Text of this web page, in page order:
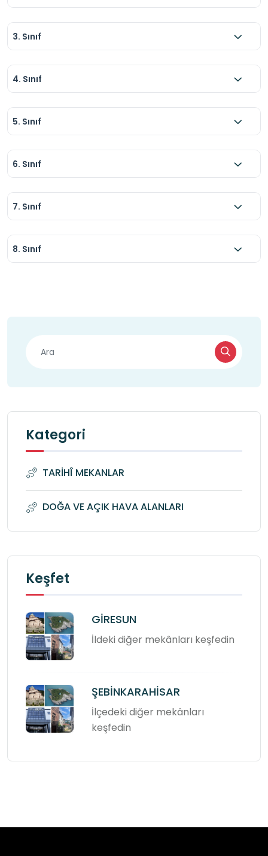
3. Sınıf
4. Sınıf
5. Sınıf
6. Sınıf
7. Sınıf
8. Sınıf
Kategori
TARİHÎ MEKANLAR
DOĞA VE AÇIK HAVA ALANLARI
Keşfet
GİRESUN
İldeki diğer mekânları keşfedin
ŞEBİNKARAHİSAR
İlçedeki diğer mekânları
keşfedin